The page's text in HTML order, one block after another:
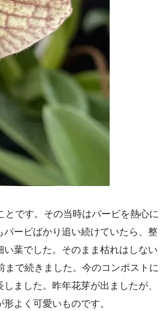
です。その当時はパービを熱心に
ービばかり追い続けていたら、整
葉でした。そのまま枯れはしない
で続きました。今のコンポストに
ました。昨年花芽が出ましたが、
よく可愛いものです。